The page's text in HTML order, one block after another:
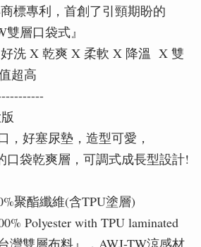
標專利，首創了引頸期盼的
雙層口袋式』
洗 X 乾爽 X 柔軟 X 降溫 X 雙
超高
，好塞尿墊，造型可愛，
口袋乾爽層，可調式成長型設計!
聚酯纖維(含TPU塗層)
with TPU laminated
灣雙層布料』，AWJ-TW涼感材